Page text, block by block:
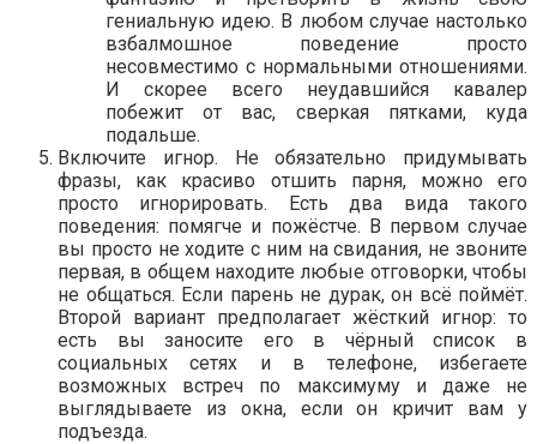
гениальную идею. В любом случае настолько
взбалмошное поведение просто
несовместимо с нормальными отношениями.
И скорее всего неудавшийся кавалер
побежит от вас, сверкая пятками, куда
подальше.
Включите игнор. Не обязательно придумывать
фразы, как красиво отшить парня, можно его
просто игнорировать. Есть два вида такого
поведения: помягче и пожёстче. В первом случае
вы просто не ходите с ним на свидания, не звоните
первая, в общем находите любые отговорки, чтобы
не общаться. Если парень не дурак, он всё поймёт.
Второй вариант предполагает жёсткий игнор: то
есть вы заносите его в чёрный список в
социальных сетях и в телефоне, избегаете
возможных встреч по максимуму и даже не
выглядываете из окна, если он кричит вам у
подъезда.